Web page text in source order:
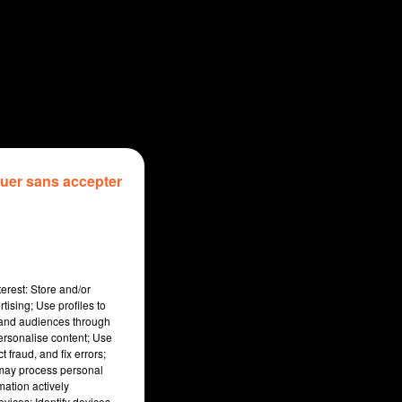
Store and/or
Use profiles to
audiences through
content; Use
fraud, and fix errors;
process personal
actively
sans accepter